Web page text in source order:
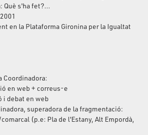
Què s'ha fet?...
en la Plataforma Gironina per la Igualtat
Coordinadora:
en web + correus-e
i debat en web
superadora de la fragmentació:
(p.e: Pla de l'Estany, Alt Empordà,